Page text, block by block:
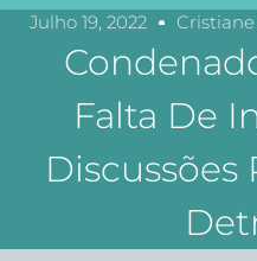
Julho 19, 2022
Falta De